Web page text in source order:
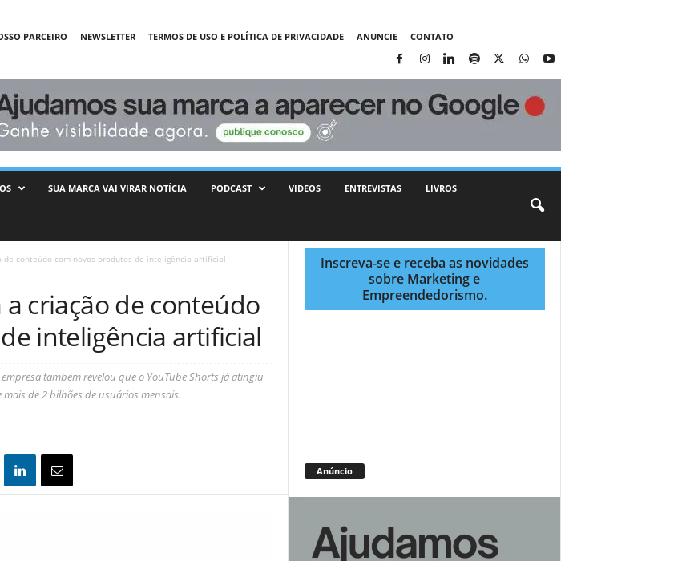
PARCEIRO NEWSLETTER TERMOS DE USO E POLÍTICA DE PRIVACIDADE ANUNCIE CONTATO
SUA MARCA VAI VIRAR NOTÍCIA PODCAST VIDEOS ENTREVISTAS LIVROS
de conteúdo com novos produtos de inteligência artificial
criação de conteúdo
inteligência artificial
também revelou que o YouTube Shorts já atingiu
de 2 bilhões de usuários mensais.
Inscreva-se e receba as novidades
sobre Marketing e
Empreendedorismo.
Anúncio